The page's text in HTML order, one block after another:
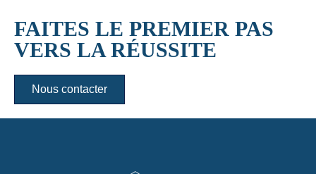
FAITES LE PREMIER PAS
VERS LA RÉUSSITE
Nous contacter